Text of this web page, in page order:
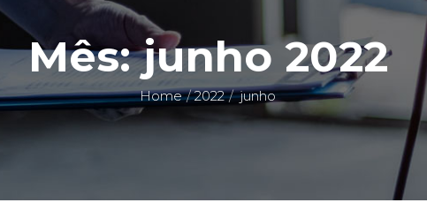
Mês:junho 2022
Home 2022 junho